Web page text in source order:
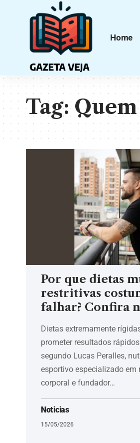
Home
Tag:
Por que dietas
restritivas
falhar? Confira
Dietas extremamente
prometer resultados
segundo Lucas Peralles,
esportivo especializado em
corporal e fundador…
Noticias
15/05/2026